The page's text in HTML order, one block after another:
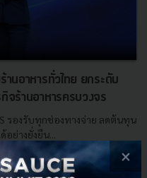
นอาหารทั่วไทย ยกระดับ
กิจร้านอาหารครบวงจร
รองรับทุกช่องทางจ่าย ลดต้นทุน
ย่างยั่งยืน...
×